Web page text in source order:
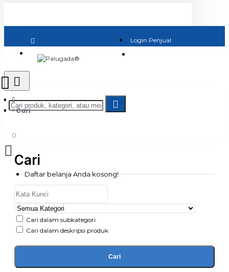
Login Penjual
0
Daftar belanja Anda kosong!
Cari
Cari
Cari dalam subkategori
Cari dalam deskripsi produk
Cari